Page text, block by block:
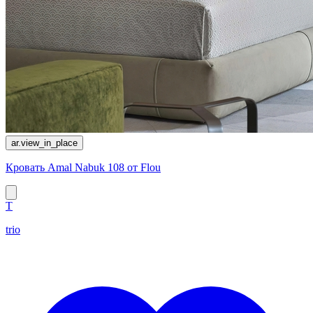
ar.view_in_place
Кровать Amal Nabuk 108 от Flou
T
trio